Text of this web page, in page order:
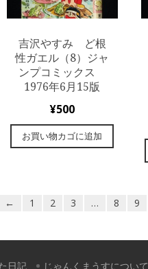
吉沢やすみ ど根
性ガエル（8）ジャ
ンプコミックス
1976年6月15版
¥500
お買い物カゴに追加
← 1 2 3 … 8 9
日記 じゃんくまうすについて